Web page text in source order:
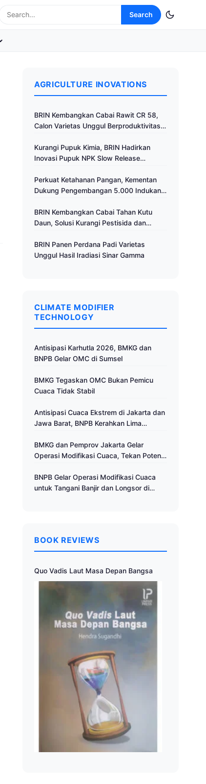
Search
AGRICULTURE INOVATIONS
BRIN Kembangkan Cabai Rawit CR 58,
Calon Varietas Unggul Berproduktivitas
Kurangi Pupuk Kimia, BRIN Hadirkan
Inovasi Pupuk NPK Slow Release
Perkuat Ketahanan Pangan, Kementan
Dukung Pengembangan 5.000 Indukan
BRIN Kembangkan Cabai Tahan Kutu
Daun, Solusi Kurangi Pestisida dan
BRIN Panen Perdana Padi Varietas
Unggul Hasil Iradiasi Sinar Gamma
CLIMATE MODIFIER
TECHNOLOGY
Antisipasi Karhutla 2026, BMKG dan
BNPB Gelar OMC di Sumsel
BMKG Tegaskan OMC Bukan Pemicu
Cuaca Tidak Stabil
Antisipasi Cuaca Ekstrem di Jakarta dan
Jawa Barat, BNPB Kerahkan Lima
Cuaca
BMKG dan Pemprov Jakarta Gelar
Operasi Modifikasi Cuaca, Tekan Potensi
BNPB Gelar Operasi Modifikasi Cuaca
untuk Tangani Banjir dan Longsor di
BOOK REVIEWS
Quo Vadis Laut Masa Depan Bangsa